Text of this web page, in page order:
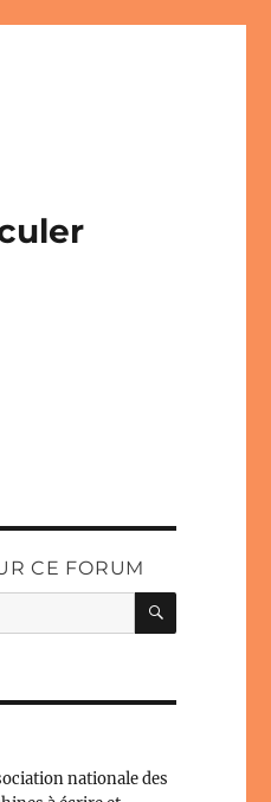
CE FORUM
nationale des